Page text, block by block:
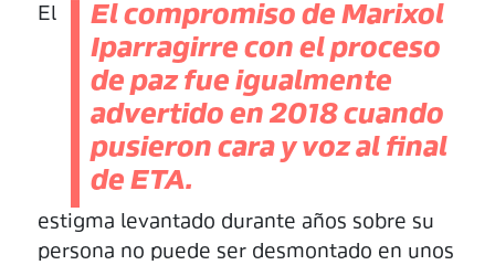
El compromiso de Marixol
Iparragirre con el proceso
de paz fue igualmente
advertido en 2018 cuando
pusieron cara y voz al final
de ETA.
El
estigma levantado durante años sobre su
persona no puede ser desmontado en unos